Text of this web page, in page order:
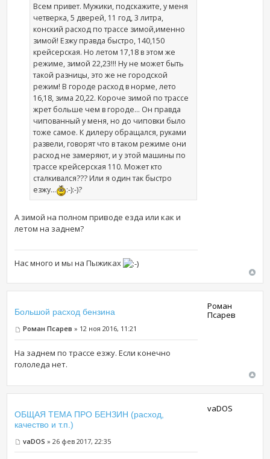
Всем привет. Мужики, подскажите, у меня
четверка, 5 дверей, 11 год, 3 литра,
конский расход по трассе зимой,именно
зимой! Езжу правда быстро, 140,150
крейсерская. Но летом 17,18 в этом же
режиме, зимой 22,23!!! Ну не может быть
такой разницы, это же не городской
режим! В городе расход в норме, лето
16,18, зима 20,22. Короче зимой по трассе
жрет больше чем в городе... Он правда
чипованный у меня, но до чиповки было
тоже самое. К дилеру обращался, руками
развели, говорят что в таком режиме они
расход не замеряют, и у этой машины по
трассе крейсерская 110. Может кто
сталкивался??? Или я один так быстро
езжу...
:-):-)?
А зимой на полном приводе езда или как и
летом на заднем?
Нас много и мы на Пыжиках
Большой расход бензина
Роман Псарев » 12 ноя 2016, 11:21
На заднем по трассе езжу. Если конечно
гололеда нет.
Роман
Псарев
ОБЩАЯ ТЕМА ПРО БЕНЗИН (расход,
качество и т.п.)
vaDOS » 26 фев 2017, 22:35
vaDOS